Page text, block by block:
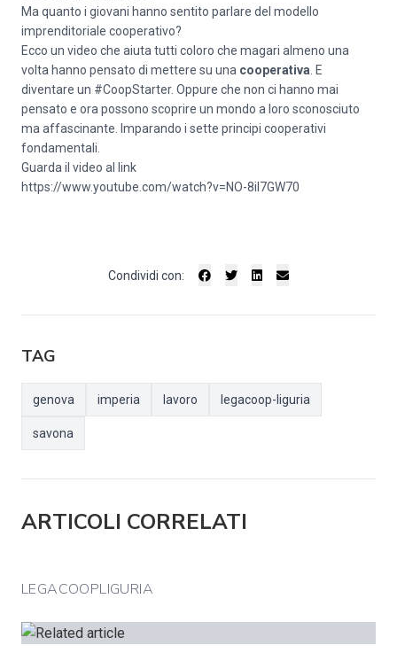
Ma quanto i giovani hanno sentito parlare del modello
imprenditoriale cooperativo?
Ecco un video che aiuta tutti coloro che magari almeno una
volta hanno pensato di mettere su una cooperativa . E
diventare un #CoopStarter. Oppure che non ci hanno mai
pensato e ora possono scoprire un mondo a loro sconosciuto
ma affascinante. Imparando i sette principi cooperativi
fondamentali.
Guarda il video al link
https://www.youtube.com/watch?v=NO-8iI7GW70
Condividi con:
TAG
genova imperia lavoro legacoop-liguria
savona
ARTICOLI CORRELATI
LEGACOOPLIGURIA